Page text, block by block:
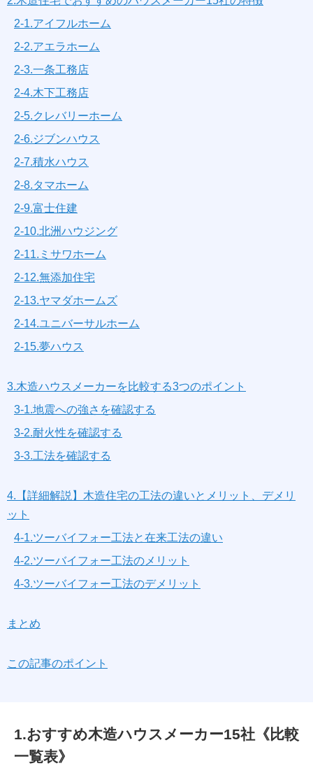
2-1.アイフルホーム
2-2.アエラホーム
2-3.一条工務店
2-4.木下工務店
2-5.クレバリーホーム
2-6.ジブンハウス
2-7.積水ハウス
2-8.タマホーム
2-9.富士住建
2-10.北洲ハウジング
2-11.ミサワホーム
2-12.無添加住宅
2-13.ヤマダホームズ
2-14.ユニバーサルホーム
2-15.夢ハウス
3.木造ハウスメーカーを比較する3つのポイント
3-1.地震への強さを確認する
3-2.耐火性を確認する
3-3.工法を確認する
4.【詳細解説】木造住宅の工法の違いとメリット、デメリ
ット
4-1.ツーバイフォー工法と在来工法の違い
4-2.ツーバイフォー工法のメリット
4-3.ツーバイフォー工法のデメリット
まとめ
この記事のポイント
1.おすすめ木造ハウスメーカー15社《比較
一覧表》